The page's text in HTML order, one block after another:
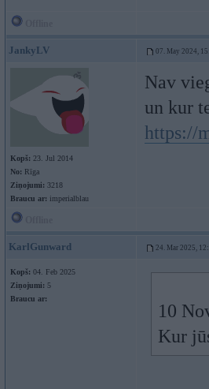
JankyLV 07. May 2024,
Kopš: 23. Jul 2014
No: Rīga
Ziņojumi: 3218
Braucu ar: imperialblau
Nav
un kur
https://
KarlGunward 24. Mar 2025,
Kopš: 04. Feb 2025
Ziņojumi: 5
Braucu ar:
10
Kur